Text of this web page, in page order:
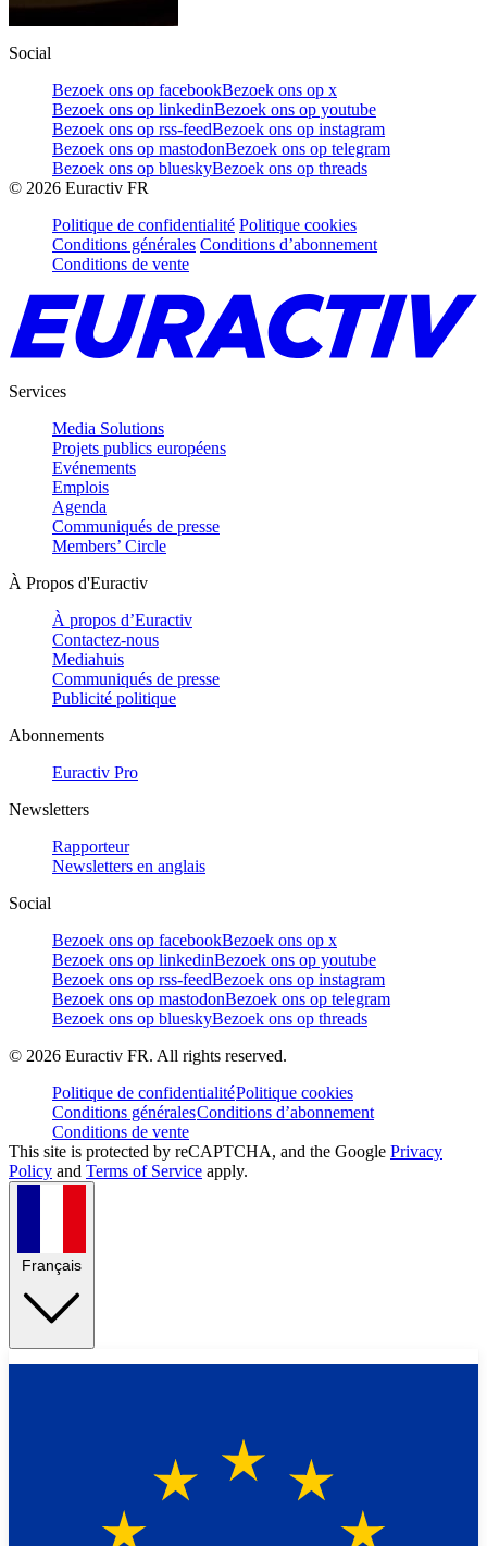
Social
Bezoek ons op facebookBezoek ons op x
Bezoek ons op linkedinBezoek ons op youtube
Bezoek ons op rss-feedBezoek ons op instagram
Bezoek ons op mastodonBezoek ons op telegram
Bezoek ons op blueskyBezoek ons op threads
© 2026 Euractiv FR
Politique de confidentialité Politique cookies
Conditions générales Conditions d’abonnement
Conditions de vente
Services
Media Solutions
Projets publics européens
Evénements
Emplois
Agenda
Communiqués de presse
Members’ Circle
À Propos d'Euractiv
À propos d’Euractiv
Contactez-nous
Mediahuis
Communiqués de presse
Publicité politique
Abonnements
Euractiv Pro
Newsletters
Rapporteur
Newsletters en anglais
Social
Bezoek ons op facebookBezoek ons op x
Bezoek ons op linkedinBezoek ons op youtube
Bezoek ons op rss-feedBezoek ons op instagram
Bezoek ons op mastodonBezoek ons op telegram
Bezoek ons op blueskyBezoek ons op threads
© 2026 Euractiv FR. All rights reserved.
Politique de confidentialitéPolitique cookies
Conditions généralesConditions d’abonnement
Conditions de vente
This site is protected by reCAPTCHA, and the Google Privacy
Policy and Terms of Service apply.
Français